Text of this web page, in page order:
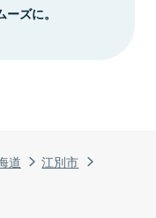
道
江別市
ズに。